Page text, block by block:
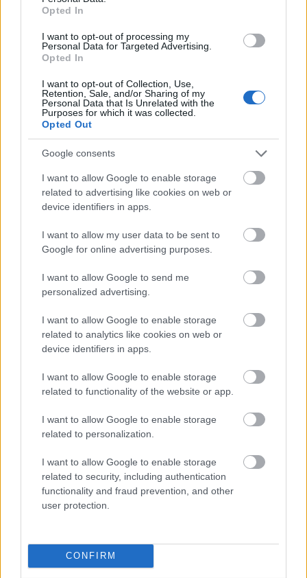
Opted In
I want to opt-out of processing my
Personal Data for Targeted Advertising.
Opted In
I want to opt-out of Collection, Use,
Retention, Sale, and/or Sharing of my
Personal Data that Is Unrelated with the
Purposes for which it was collected.
Opted Out
Google consents
I want to allow Google to enable storage
related to advertising like cookies on web or
device identifiers in apps.
I want to allow my user data to be sent to
Google for online advertising purposes.
I want to allow Google to send me
personalized advertising.
I want to allow Google to enable storage
related to analytics like cookies on web or
device identifiers in apps.
I want to allow Google to enable storage
related to functionality of the website or app.
I want to allow Google to enable storage
related to personalization.
I want to allow Google to enable storage
related to security, including authentication
functionality and fraud prevention, and other
user protection.
CONFIRM
Másfélszeresére bővítik
Hódmezővásárhely jó hírű református
iskoláját
AJÁNLJUK MÉG
Helyi hírek
Amire többmillióan vártunk: szombattól másodfokúra
Látlelet a hazai víziközművekről? Egyetlen, fél
évszázados vezetéken múlt Bicske vízellátása